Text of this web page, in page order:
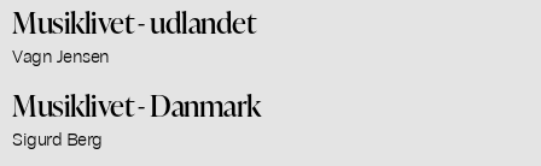
Musiklivet - udlandet
Vagn Jensen
Musiklivet - Danmark
Sigurd Berg